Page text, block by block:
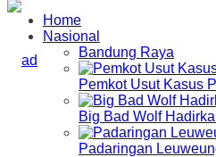
Home
Nasional
Bandung Raya
Pemkot Usut Kasus
Big Bad Wolf
Padaringan